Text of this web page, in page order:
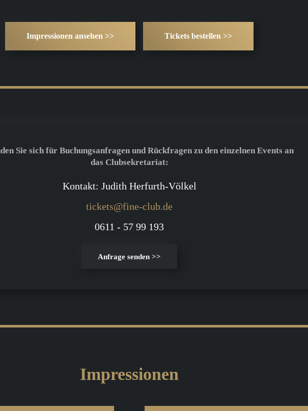
Impressionen ansehen >> Tickets bestellen >>
Sie sich für Buchungsanfragen und Rückfragen zu den einzelnen Events an
das Clubsekretariat:
Kontakt: Judith Herfurth-Völkel
tickets@fine-club.de
0611 - 57 99 193
Anfrage senden >>
Impressionen